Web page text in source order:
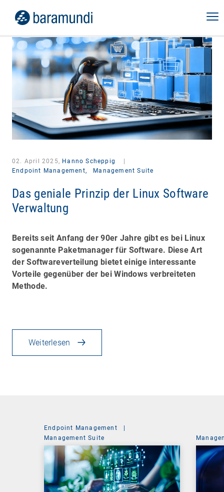
02. April 2025, Hanno Scheppig
Endpoint Management,
Management Suite
Das geniale Prinzip der Linux Software
Verwaltung
Bereits seit Anfang der 90er Jahre gibt es bei Linux
sogenannte Paketmanager für Software. Diese Art
der Softwareverteilung bietet einige interessante
Vorteile gegenüber der bei Windows verbreiteten
Methode.
Weiterlesen
Endpoint Management
Management Suite